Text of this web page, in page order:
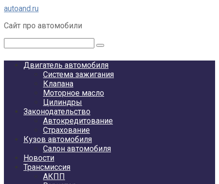
Перейти
контенту
autoand.ru
Сайт про автомобили
Двигатель автомобиля
Система зажигания
Клапана
Моторное масло
Цилиндры
Законодательство
Автокредитование
Страхование
Кузов автомобиля
Салон автомобиля
Новости
Трансмиссия
АКПП